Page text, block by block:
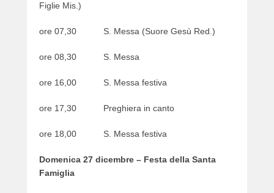
t
d
n
6
1
2
0
Figlie Mis.)
ore 07,30 S. Messa (Suore Gesù Red.)
ore 08,30 S. Messa
ore 16,00 S. Messa festiva
ore 17,30 Preghiera in canto
ore 18,00 S. Messa festiva
Domenica 27 dicembre – Festa della Santa
Famiglia